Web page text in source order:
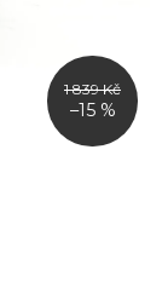
1 839 Kč
–15 %